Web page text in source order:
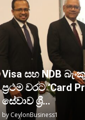
Visa සහ NDB
ප්‍රථම වරට ‘Card
සේවාව ශ්‍රී...
by CeylonBusiness1